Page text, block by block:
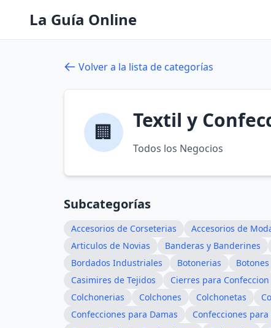
La Guía Online
Volver a la lista de categorías
🏢 Textil y
Todos los Negocios
Subcategorías
Accesorios de Corseterias Accesorios de
Articulos de Novias
Banderas y Banderines
Bordados Industriales
Botonerias Botones
Casimires de Tejidos
Cierres para Confeccion
Colchonerias
Colchones Colchonetas
Confecciones para Damas
Confecciones